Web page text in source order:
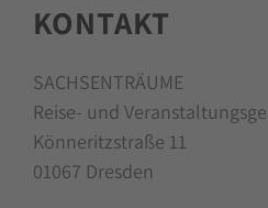
KONTAKT
SACHSENTRÄUME
Reise- und
Könneritzstraße 11
01067 Dresden